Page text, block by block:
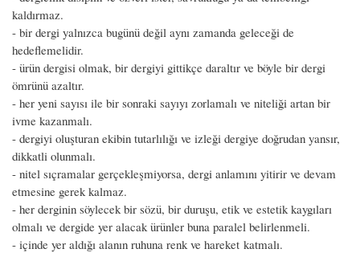
kaldırmaz.
- bir dergi yalnızca bugünü değil aynı zamanda geleceği de
hedeflemelidir.
- ürün dergisi olmak, bir dergiyi gittikçe daraltır ve böyle bir dergi
ömrünü azaltır.
- her yeni sayısı ile bir sonraki sayıyı zorlamalı ve niteliği artan bir
ivme kazanmalı.
- dergiyi oluşturan ekibin tutarlılığı ve izleği dergiye doğrudan yansır,
dikkatli olunmalı.
- nitel sıçramalar gerçekleşmiyorsa, dergi anlamını yitirir ve devam
etmesine gerek kalmaz.
- her derginin söylecek bir sözü, bir duruşu, etik ve estetik kaygıları
olmalı ve dergide yer alacak ürünler buna paralel belirlenmeli.
- içinde yer aldığı alanın ruhuna renk ve hareket katmalı.